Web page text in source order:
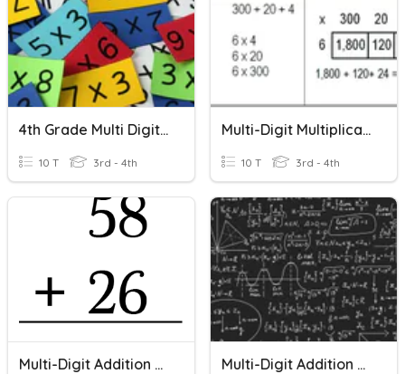
4th Grade Multi Digit Multiplication
10 T 3rd - 4th
Multi-Digit Multiplication Partial Products
10 T 3rd - 4th
Multi-Digit Addition W/regrouping Multi-Digit Addition And Subtraction